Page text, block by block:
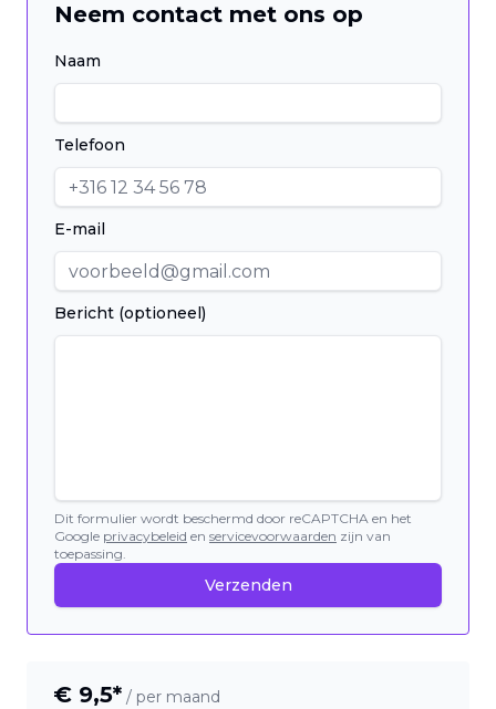
Neem contact met ons op
Naam
Telefoon
E-mail
Bericht (optioneel)
Dit formulier wordt beschermd door reCAPTCHA en het
Google privacybeleid en servicevoorwaarden zijn van
toepassing.
Verzenden
€ 9,5* / per maand